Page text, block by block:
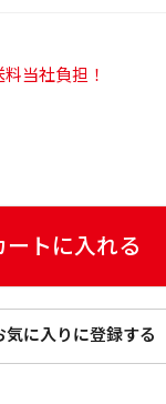
¥当社負担！
ートに入れる
気に入りに登録する